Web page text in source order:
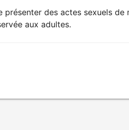
des actes sexuels de
aux adultes.